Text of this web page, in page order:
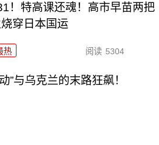
！特高课还魂！高市早苗两把
穿日本国运
热 阅读 5304
”与乌克兰的末路狂飙！